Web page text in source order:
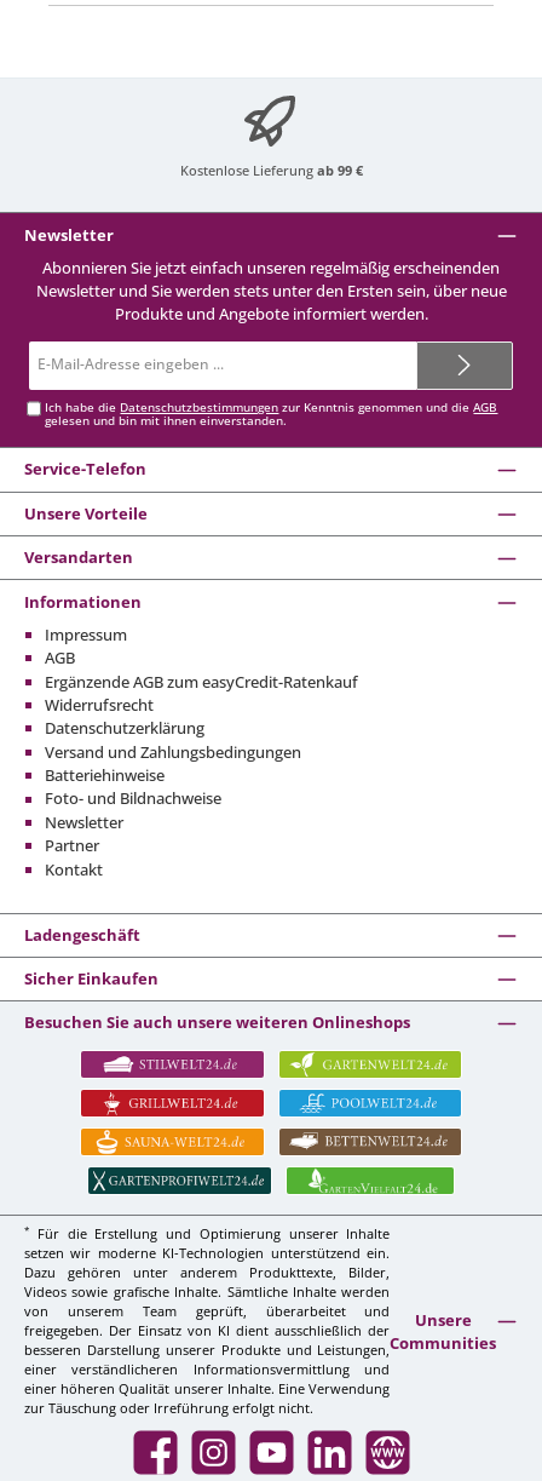
Kostenlose Lieferung ab 99 €
Newsletter
Abonnieren Sie jetzt einfach unseren regelmäßig erscheinenden
Newsletter und Sie werden stets unter den Ersten sein, über neue
Produkte und Angebote informiert werden.
Mail-
Ich habe die Datenschutzbestimmungen zur Kenntnis genommen und dieAGB
gelesen und bin mit ihnen einverstanden.
Service-Telefon
Unsere Vorteile
Versandarten
Informationen
Impressum
AGB
Ergänzende AGB zum easyCredit-Ratenkauf
Widerrufsrecht
Datenschutzerklärung
Versand und Zahlungsbedingungen
Batteriehinweise
Foto- und Bildnachweise
Newsletter
Partner
Kontakt
Ladengeschäft
Sicher Einkaufen
Besuchen Sie auch unsere weiteren Onlineshops
*
Für die Erstellung und Optimierung unserer Inhalte
setzen wir moderne KI-Technologien unterstützend ein.
Dazu gehören unter anderem Produkttexte, Bilder,
Videos sowie grafische Inhalte. Sämtliche Inhalte werden
von unserem Team geprüft, überarbeitet und
freigegeben. Der Einsatz von KI dient ausschließlich der
besseren Darstellung unserer Produkte und Leistungen,
einer verständlicheren Informationsvermittlung und
einer höheren Qualität unserer Inhalte. Eine Verwendung
zur Täuschung oder Irreführung erfolgt nicht.
Unsere
Communities
Facebook InstagramYouTube LinkedIn Website